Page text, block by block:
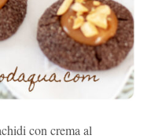
con crema al